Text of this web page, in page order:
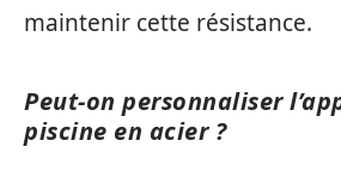
maintenir cette résistance.
Peut-on personnaliser
piscine en acier ?